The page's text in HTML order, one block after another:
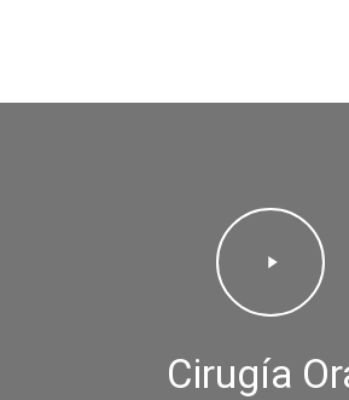
Play
Video
Cirugía